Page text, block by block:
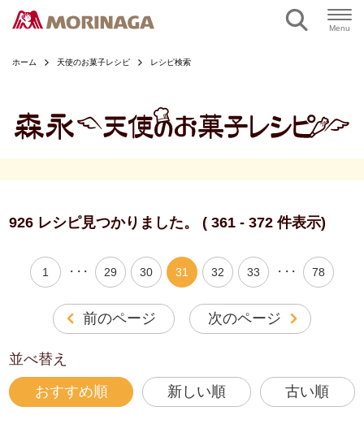
Menu
ホーム 天使のお菓子レシピ レシピ検索
926 レシピ見つかりました。 ( 361 - 372 件表示)
前のページ
1 ・・・ 29 30 31 32 33 ・・・ 78
次のページ
並べ替え
おすすめ順 新しい順 古い順